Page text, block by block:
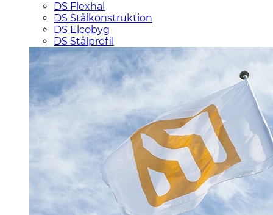
DS Flexhal
DS Stålkonstruktion
DS Elcobyg
DS Stålprofil